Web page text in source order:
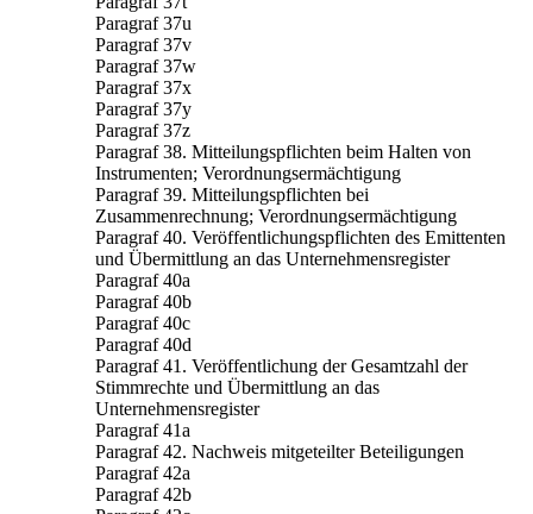
Paragraf 37u
Paragraf 37v
Paragraf 37w
Paragraf 37x
Paragraf 37y
Paragraf 37z
Paragraf 38. Mitteilungspflichten beim Halten von
Instrumenten; Verordnungsermächtigung
Paragraf 39. Mitteilungspflichten bei
Zusammenrechnung; Verordnungsermächtigung
Paragraf 40. Veröffentlichungspflichten des Emittenten
und Übermittlung an das Unternehmensregister
Paragraf 40a
Paragraf 40b
Paragraf 40c
Paragraf 40d
Paragraf 41. Veröffentlichung der Gesamtzahl der
Stimmrechte und Übermittlung an das
Unternehmensregister
Paragraf 41a
Paragraf 42. Nachweis mitgeteilter Beteiligungen
Paragraf 42a
Paragraf 42b